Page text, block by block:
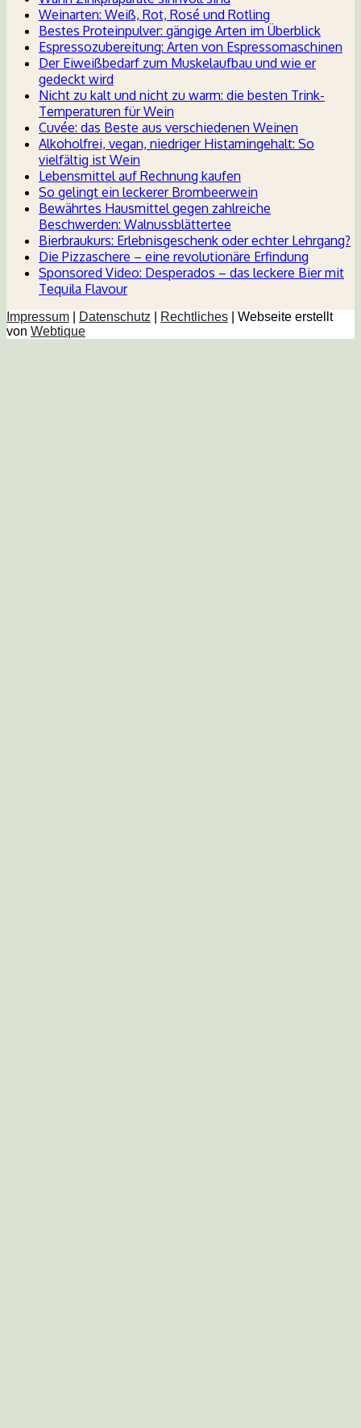
Weinarten: Weiß, Rot, Rosé und Rotling
Bestes Proteinpulver: gängige Arten im Überblick
Espressozubereitung: Arten von Espressomaschinen
Der Eiweißbedarf zum Muskelaufbau und wie er
gedeckt wird
Nicht zu kalt und nicht zu warm: die besten Trink-
Temperaturen für Wein
Cuvée: das Beste aus verschiedenen Weinen
Alkoholfrei, vegan, niedriger Histamingehalt: So
vielfältig ist Wein
Lebensmittel auf Rechnung kaufen
So gelingt ein leckerer Brombeerwein
Bewährtes Hausmittel gegen zahlreiche
Beschwerden: Walnussblättertee
Bierbraukurs: Erlebnisgeschenk oder echter Lehrgang?
Die Pizzaschere – eine revolutionäre Erfindung
Sponsored Video: Desperados – das leckere Bier mit
Tequila Flavour
Impressum Datenschutz Rechtliches | Webseite erstellt
von Webtique